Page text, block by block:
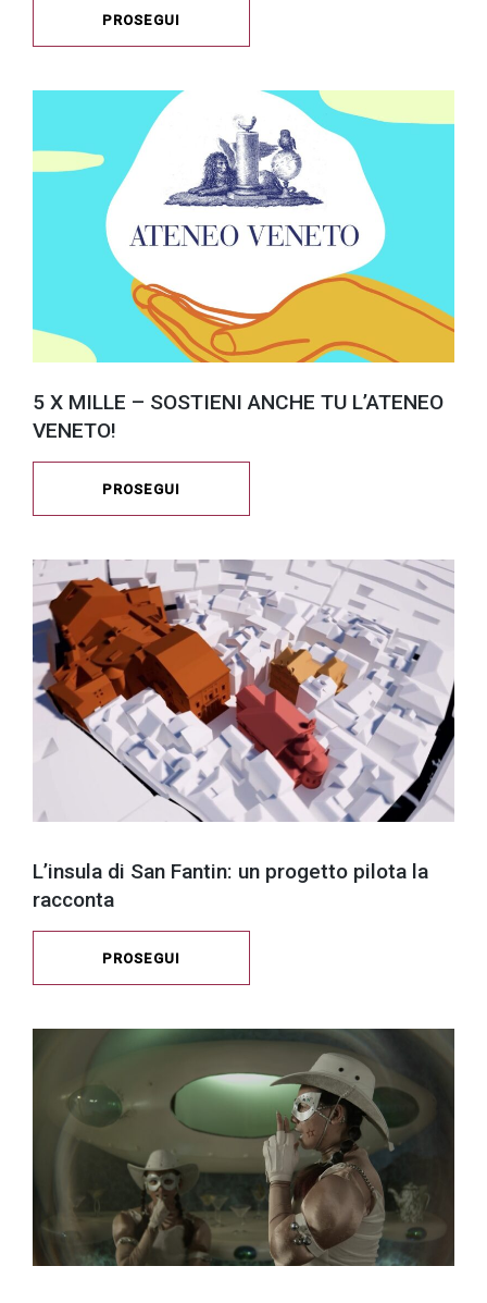
PROSEGUI
5 X MILLE – SOSTIENI ANCHE TU L’ATENEO
VENETO!
PROSEGUI
L’insula di San Fantin: un progetto pilota la
racconta
PROSEGUI